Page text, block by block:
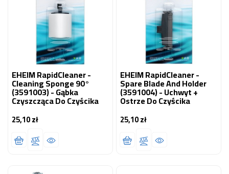
EHEIM RapidCleaner -
Cleaning Sponge 90°
(3591003) - Gąbka
Czyszcząca Do Czyścika
25,10 złCena
EHEIM RapidCleaner -
Spare Blade And Holder
(3591004) - Uchwyt +
Ostrze Do Czyścika
25,10 złCena